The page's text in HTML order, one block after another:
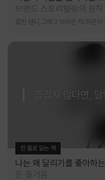
브랜드 스토리텔링의 원칙
즐겁지 않다면,
한 줄로 읽는 책
나는 왜 달리기를 좋아하
은 즐거움